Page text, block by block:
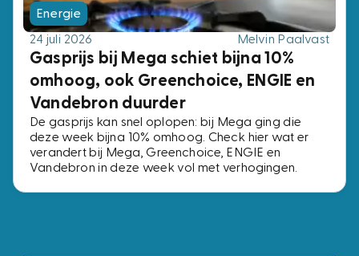
Energie
24 juli 2026
Melvin Paalvast
Gasprijs bij Mega schiet bijna 10%
omhoog, ook Greenchoice, ENGIE en
Vandebron duurder
De gasprijs kan snel oplopen: bij Mega ging die
deze week bijna 10% omhoog. Check hier wat er
verandert bij Mega, Greenchoice, ENGIE en
Vandebron in deze week vol met verhogingen.